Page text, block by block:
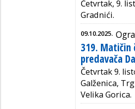
Četvrtak, 9.
Gradnići.
09.10.2025.
319. Matičin
predavača
Četvrtak 9.
Galženica,
Velika Gorica.